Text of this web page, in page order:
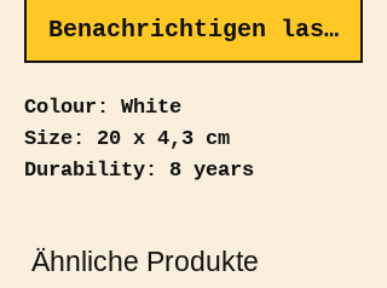
Benachrichtigen lassen
Colour: White
Size: 20 x 4,3 cm
Durability: 8 years
Ähnliche Produkte